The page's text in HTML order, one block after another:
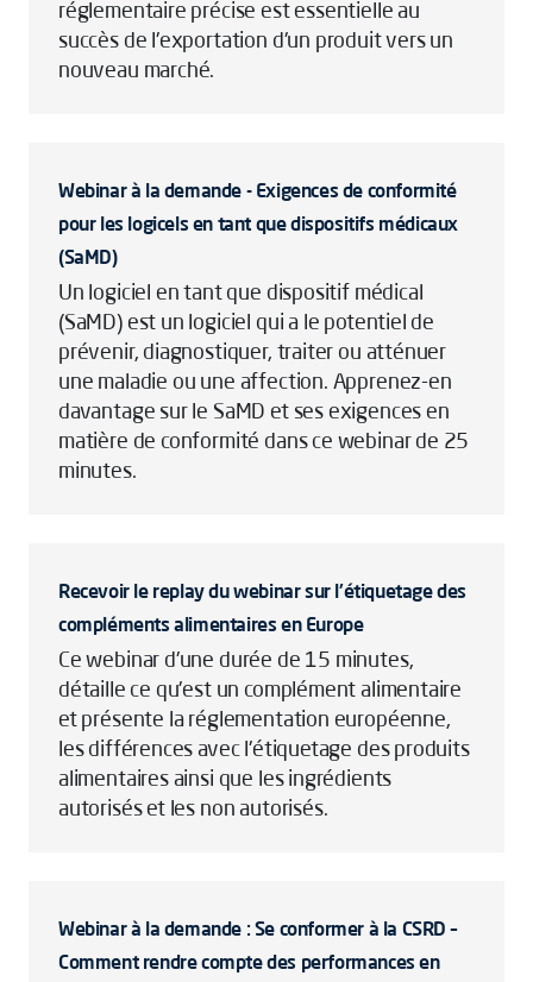
réglementaire précise est essentielle au
succès de l'exportation d'un produit vers un
nouveau marché.
Webinar à la demande - Exigences de conformité
pour les logicels en tant que dispositifs médicaux
(SaMD)
Un logiciel en tant que dispositif médical
(SaMD) est un logiciel qui a le potentiel de
prévenir, diagnostiquer, traiter ou atténuer
une maladie ou une affection. Apprenez-en
davantage sur le SaMD et ses exigences en
matière de conformité dans ce webinar de 25
minutes.
Recevoir le replay du webinar sur l'étiquetage des
compléments alimentaires en Europe
Ce webinar d'une durée de 15 minutes,
détaille ce qu'est un complément alimentaire
et présente la réglementation européenne,
les différences avec l'étiquetage des produits
alimentaires ainsi que les ingrédients
autorisés et les non autorisés.
Webinar à la demande : Se conformer à la CSRD –
Comment rendre compte des performances en